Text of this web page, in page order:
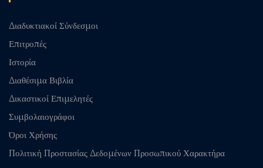
Διαδυκτιακοί Σύνδεσμοι
Επιτροπές
Ιστορία
Διαθέσιμα Βιβλία
Δικαστικοί Επιμελητές
Συμβολαιογράφοι
Όροι Χρήσης
Πολιτική Προστασίας Δεδομένων Προσωπικού Χαρακτήρα